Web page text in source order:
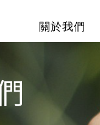
關於我們